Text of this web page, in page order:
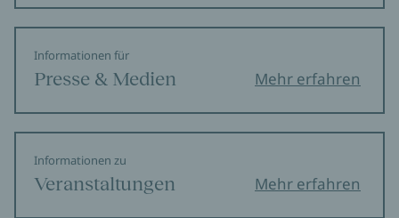
Informationen für
Presse & Medien Mehr erfahren
Informationen zu
Veranstaltungen Mehr erfahren